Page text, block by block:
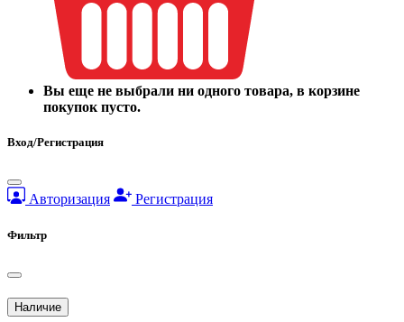
Вы еще не выбрали ни одного товара, в корзине
покупок пусто.
Вход/Регистрация
Авторизация Регистрация
Фильтр
Наличие